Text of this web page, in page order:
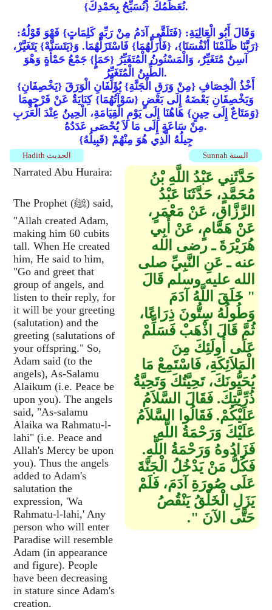
{نُسَبِّحُ بِحَمْدِكَ} نُعَظِّمُكَ.
وَقَالَ أَبُو الْعَالِيَةِ: {فَتَلَقَّى آدَمُ مِنْ رَبِّهِ كَلِمَاتٍ} فَهْوَ قَوْلُهُ:
{رَبَّنَا ظَلَمْنَا أَنْفُسَنَا}، {فَأَزَلَّهُمَا} فَاسْتَزَلَّهُمَا. وَ{يَتَسَنَّهْ} يَتَغَيَّرْ،
آسِنٌ مُتَغَيِّرٌ، وَالْمَسْنُونُ الْمُتَغَيِّرُ {حَمَإٍ} جَمْعُ حَمْأَةٍ وَهْوَ
الطِّينُ الْمُتَغَيِّرُ.
{يَخْصِفَانِ} أَخْذُ الْخِصَافِ {مِنْ وَرَقِ الْجَنَّةِ} يُؤَلِّفَانِ الْوَرَقَ
وَيَخْصِفَانِ بَعْضَهُ إِلَى بَعْضٍ {سَوْآتُهُمَا} كِنَايَةٌ عَنْ فَرْجِهِمَا
{وَمَتَاعٌ إِلَى حِينٍ} هَاهُنَا إِلَى يَوْمِ الْقِيَامَةِ، الْحِينُ عِنْدَ الْعَرَبِ
مِنْ سَاعَةٍ إِلَى مَا لاَ يُحْصَى عَدَدُهُ.
{قَبِيلُهُ} جِيلُهُ الَّذِي هُوَ مِنْهُمْ
Sunnah السنة Hadith الحديث
Narrated Abu Huraira:
The Prophet (ﷺ) said,
"Allah created Adam,
making him 60 cubits
tall. When He created
him, He said to him,
"Go and greet that
group of angels, and
listen to their reply, for
it will be your greeting
(salutation) and the
greeting (salutations of
your offspring." So,
Adam said (to the
angels), As-Salamu
Alaikum (i.e. Peace be
upon you). The angels
said, "As-salamu
Alaika wa Rahmatu-l-
lahi" (i.e. Peace and
Allah's Mercy be upon
you). Thus the angels
added to Adam's
salutation the
expression, 'Wa
Rahmatu-l-lahi,' Any
person who will enter
Paradise will resemble
Adam (in appearance
and figure). People
have been decreasing
in stature since Adam's
creation.
حَدَّثَنِي عَبْدُ اللَّهِ بْنُ
مُحَمَّدٍ، حَدَّثَنَا عَبْدُ
الرَّزَّاقِ، عَنْ مَعْمَرٍ،
عَنْ هَمَّامٍ، عَنْ أَبِي
هُرَيْرَةَ ـ رضى الله
عنه ـ عَنِ النَّبِيِّ صلى
الله عليه وسلم قَالَ ‏
"‏ خَلَقَ اللَّهُ آدَمَ
وَطُولُهُ سِتُّونَ ذِرَاعًا،
ثُمَّ قَالَ اذْهَبْ فَسَلِّمْ
عَلَى أُولَئِكَ مِنَ
الْمَلاَئِكَةِ، فَاسْتَمِعْ مَا
يُحَيُّونَكَ، تَحِيَّتُكَ وَتَحِيَّةُ
ذُرِّيَّتِكَ‏.‏ فَقَالَ السَّلاَمُ
عَلَيْكُمْ‏.‏ فَقَالُوا السَّلاَمُ
عَلَيْكَ وَرَحْمَةُ اللَّهِ‏.‏
فَزَادُوهُ وَرَحْمَةُ اللَّهِ‏.‏
فَكُلُّ مَنْ يَدْخُلُ الْجَنَّةَ
عَلَى صُورَةِ آدَمَ، فَلَمْ
يَزَلِ الْخَلْقُ يَنْقُصُ
حَتَّى الآنَ ‏"‏‏.‏